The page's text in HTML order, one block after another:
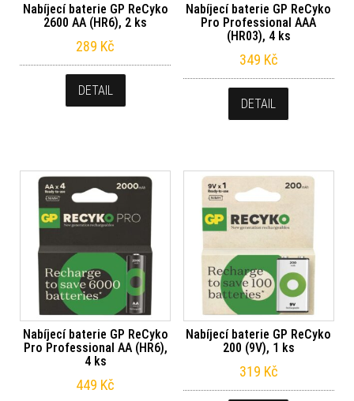
Nabíjecí baterie GP ReCyko
2600 AA (HR6), 2 ks
289 Kč
DETAIL
Nabíjecí baterie GP ReCyko
Pro Professional AAA
(HR03), 4 ks
349 Kč
DETAIL
Nabíjecí baterie GP ReCyko
Pro Professional AA (HR6),
4 ks
449 Kč
Nabíjecí baterie GP ReCyko
200 (9V), 1 ks
319 Kč